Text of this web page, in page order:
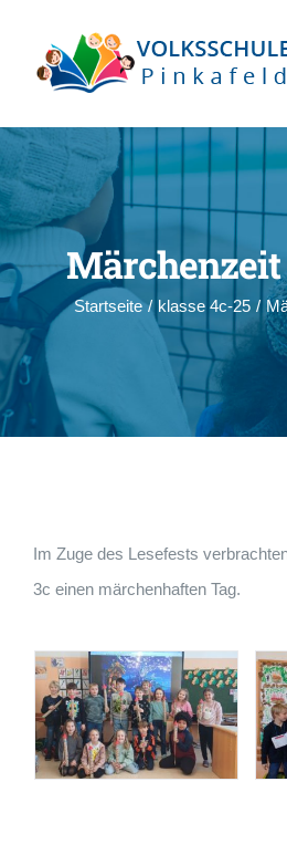
springen
Märchenzeit
Startseite / klasse 4c-25 /
Im Zuge des Lesefests
3c einen märchenhaften Tag.